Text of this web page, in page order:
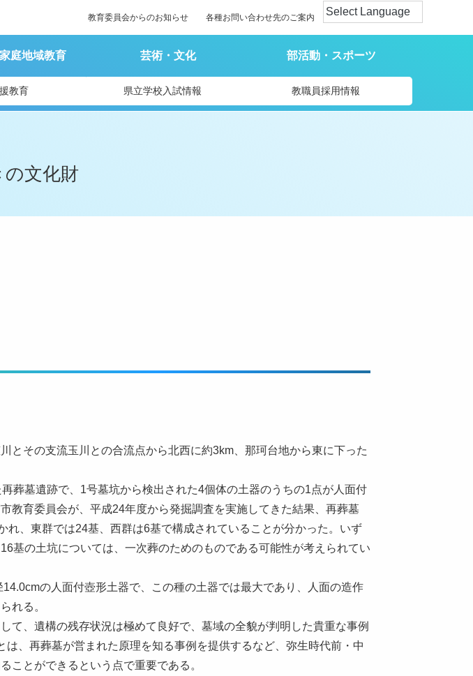
教育委員会からのお知らせ 各種お問い合わせ先のご案内
庭地域教育 芸術・文化 部活動・スポーツ
教育 県立学校入試情報 教職員採用情報
文化財
とその支流玉川との合流点から北西に約3km、那珂台地から東に下った
葬墓遺跡で、1号墓坑から検出された4個体の土器のうちの1点が人面付
教育委員会が、平成24年度から発掘調査を実施してきた結果、再葬墓
れ、東群では24基、西群は6基で構成されていることが分かった。いず
基の土坑については、一次葬のためのものである可能性が考えられてい
の人面付壺形土器で、この種の土器では最大であり、人面の造作
れる。
て、遺構の残存状況は極めて良好で、墓域の全貌が判明した貴重な事例
、再葬墓が営まれた原理を知る事例を提供するなど、弥生時代前・中
ことができるという点で重要である。